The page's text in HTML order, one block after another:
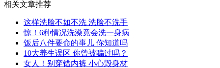
相关文章推荐
这样洗脸不如不洗 洗脸不洗手
惊！6种情况洗澡竟会洗一身病
饭后八件要命的事儿 你知道吗
10大养生误区 你曾被骗过吗？
女人！别穿错内裤 小心毁身材